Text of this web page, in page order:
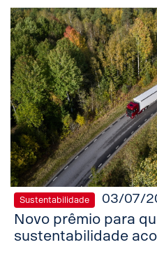
Sustentabilidade 03/07/
Novo prêmio para
sustentabilidade